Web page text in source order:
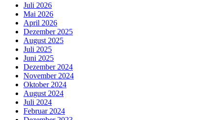
Juli 2026
Mai 2026
April 2026
Dezember 2025
August 2025
Juli 2025
Juni 2025
Dezember 2024
November 2024
Oktober 2024
August 2024
Juli 2024
Februar 2024